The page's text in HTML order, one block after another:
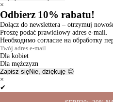
×
Odbierz 10% rabatu!
Dołącz do newslettera – otrzymuj
Proszę podać prawidłowy adres e-mail.
Необходимо согласие на обработку
Dla kobiet
Dla mężczyzn
Zapisz sięNie, dziękuję 😔
×
✔
Thanks for the